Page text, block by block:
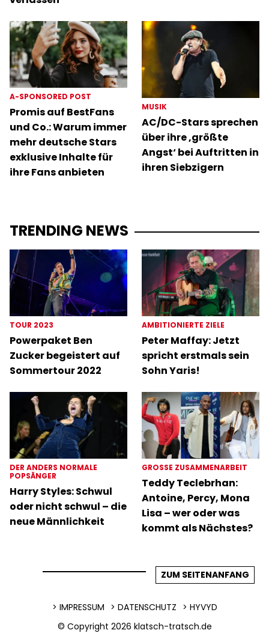
A-SPONSORED POST
Promis auf BestFans
und Co.: Warum immer
mehr deutsche Stars
exklusive Inhalte für
ihre Fans anbieten
MUSIK
AC/DC-Stars sprechen
über ihre ‚größte
Angst‘ bei Auftritten in
ihren Siebzigern
TRENDING NEWS
TOUR 2023
Powerpaket Ben
Zucker begeistert auf
Sommertour 2022
AMBITIONIERTE ZIELE
Peter Maffay: Jetzt
spricht erstmals sein
Sohn Yaris!
DER ANDERS NORMALE
POPSÄNGER
Harry Styles: Schwul
oder nicht schwul – die
neue Männlichkeit
GROSSE ZUSAMMENARBEIT
Teddy Teclebrhan:
Antoine, Percy, Mona
Lisa – wer oder was
kommt als Nächstes?
ZUM SEITENANFANG
IMPRESSUM DATENSCHUTZ
HYVYD
© Copyright 2026 klatsch-tratsch.de